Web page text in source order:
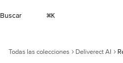
Buscar ⌘K
Todas las colecciones Deliverect AI